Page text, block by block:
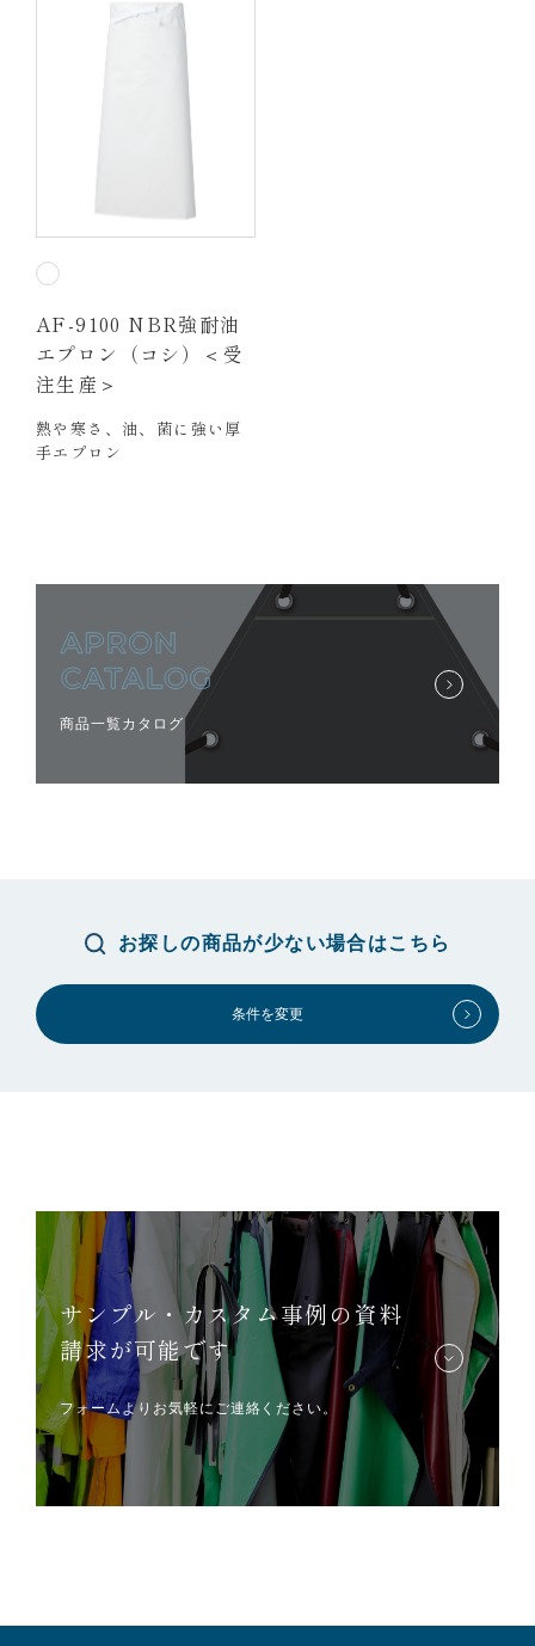
AF-9100 NBR強耐油
エプロン（コシ）＜受
注生産＞
熱や寒さ、油、菌に強い厚
手エプロン
商品一覧カタログ
お探しの商品が少ない場合はこちら
条件を変更
サンプル・カスタム事例の資料
請求が可能です
フォームよりお気軽にご連絡ください。